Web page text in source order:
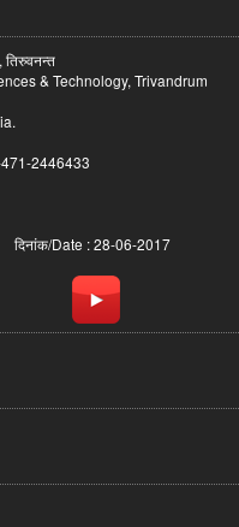
तिरुवनन्त
& Technology, Trivandrum
2446433
Date : 28-06-2017